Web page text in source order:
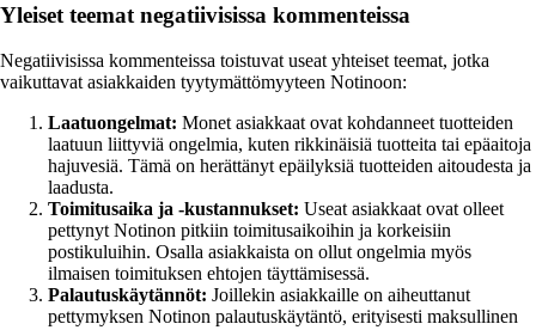
Yleiset teemat negatiivisissa kommenteissa
Negatiivisissa kommenteissa toistuvat useat yhteiset teemat, jotka
vaikuttavat asiakkaiden tyytymättömyyteen Notinoon:
Laatuongelmat: Monet asiakkaat ovat kohdanneet tuotteiden
laatuun liittyviä ongelmia, kuten rikkinäisiä tuotteita tai epäaitoja
hajuvesiä. Tämä on herättänyt epäilyksiä tuotteiden aitoudesta ja
laadusta.
Toimitusaika ja -kustannukset: Useat asiakkaat ovat olleet
pettynyt Notinon pitkiin toimitusaikoihin ja korkeisiin
postikuluihin. Osalla asiakkaista on ollut ongelmia myös
ilmaisen toimituksen ehtojen täyttämisessä.
Palautuskäytännöt: Joillekin asiakkaille on aiheuttanut
pettymyksen Notinon palautuskäytäntö, erityisesti maksullinen